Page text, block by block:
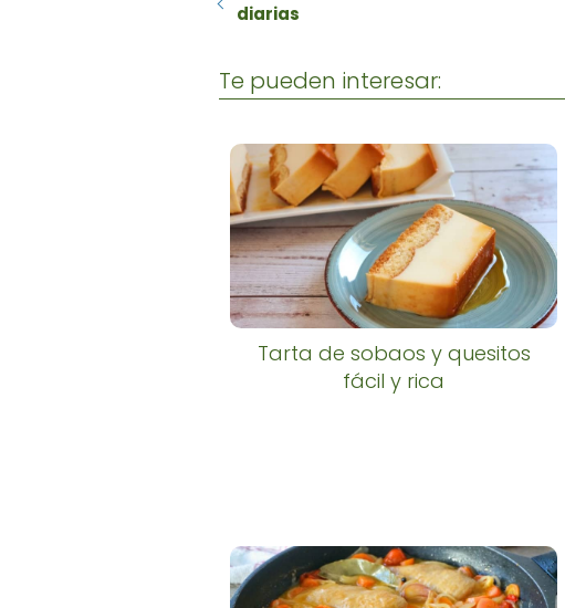
diarias
Te pueden interesar:
Tarta de sobaos y quesitos
fácil y rica